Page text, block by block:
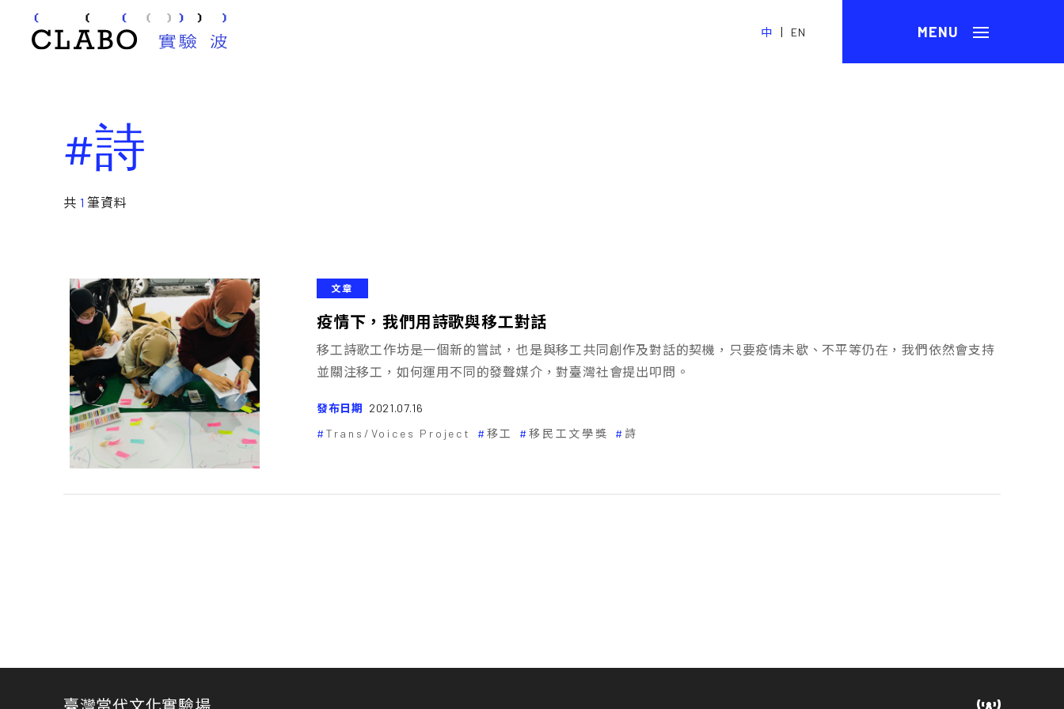
中 | EN
#詩
共 1筆資料
文章
疫情下，我們用詩歌與移工對話
移工詩歌工作坊是一個新的嘗試，也是與移工共同創作及對話的契機，只要疫情未歇、不平等仍在，我們依然會支持
並關注移工，如何運用不同的發聲媒介，對臺灣社會提出叩問。
發布日期 2021.07.16
Trans/Voices Project
移工 移民工文學獎 詩
臺灣當代文化實驗場